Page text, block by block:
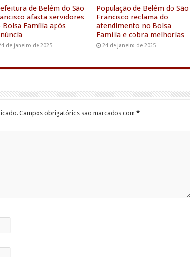
r
de Belém do São
afasta servidores
Bolsa Família após
de janeiro de 2025
População de Belém do São
Francisco reclama do
atendimento no Bolsa
Família e cobra melhorias
24 de janeiro de 2025
Campos obrigatórios são marcados com *